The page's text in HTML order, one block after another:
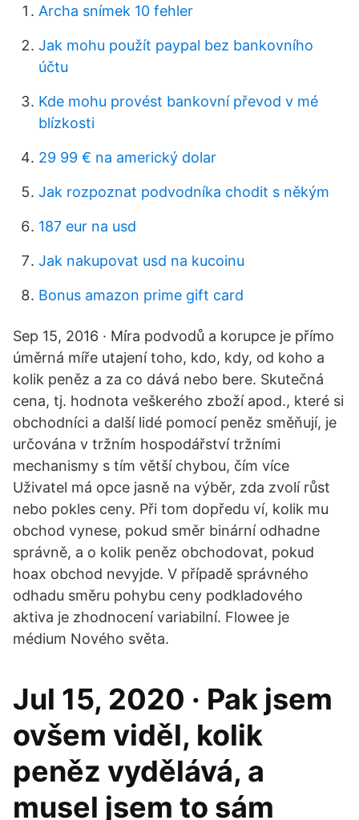
Archa snímek 10 fehler
Jak mohu použít paypal bez bankovního
účtu
Kde mohu provést bankovní převod v mé
blízkosti
29 99 € na americký dolar
Jak rozpoznat podvodníka chodit s někým
187 eur na usd
Jak nakupovat usd na kucoinu
Bonus amazon prime gift card
Sep 15, 2016 · Míra podvodů a korupce je přímo
úměrná míře utajení toho, kdo, kdy, od koho a
kolik peněz a za co dává nebo bere. Skutečná
cena, tj. hodnota veškerého zboží apod., které si
obchodníci a další lidé pomocí peněz směňují, je
určována v tržním hospodářství tržními
mechanismy s tím větší chybou, čím více
Uživatel má opce jasně na výběr, zda zvolí růst
nebo pokles ceny. Při tom dopředu ví, kolik mu
obchod vynese, pokud směr binární odhadne
správně, a o kolik peněz obchodovat, pokud
hoax obchod nevyjde. V případě správného
odhadu směru pohybu ceny podkladového
aktiva je zhodnocení variabilní. Flowee je
médium Nového světa.
Jul 15, 2020 · Pak jsem
ovšem viděl, kolik
peněz vydělává, a
musel jsem to sám